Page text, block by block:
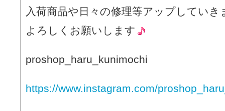
入荷商品や日々の修理等アップしてい
よろしくお願いします
proshop_haru_kunimochi
https://www.instagram.com/